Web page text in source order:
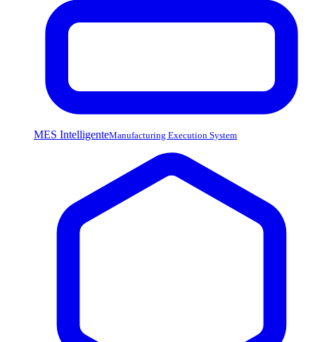
MES IntelligenteManufacturing Execution System